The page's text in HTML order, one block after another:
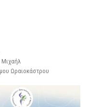
Μιχαήλ
Ωραιοκάστρου